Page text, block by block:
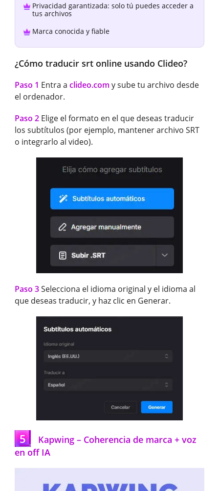
Privacidad garantizada: solo tú puedes acceder a
tus archivos
Marca conocida y fiable
¿Cómo traducir srt online usando Clideo?
Paso 1 Entra a clideo.com y sube tu archivo desde
el ordenador.
Paso 2 Elige el formato en el que deseas traducir
los subtítulos (por ejemplo, mantener archivo SRT
o integrarlo al video).
Paso 3Selecciona el idioma original y el idioma al
que deseas traducir, y haz clic en Generar.
5
Kapwing – Coherencia de marca + voz
en off IA